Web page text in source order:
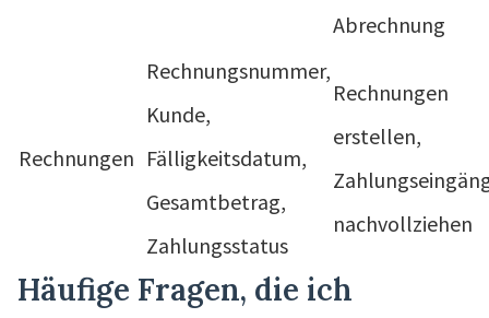
Abrechnung
Rechnungen
Rechnungsnummer,
Kunde,
Fälligkeitsdatum,
Gesamtbetrag,
Zahlungsstatus
Rechnungen
erstellen,
nachvollziehen
Häufige Fragen, die ich